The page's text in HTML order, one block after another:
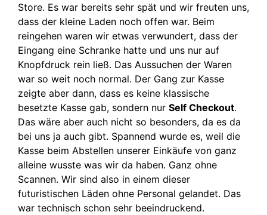
Store. Es war bereits sehr spät und wir freuten uns,
dass der kleine Laden noch offen war. Beim
reingehen waren wir etwas verwundert, dass der
Eingang eine Schranke hatte und uns nur auf
Knopfdruck rein ließ. Das Aussuchen der Waren
war so weit noch normal. Der Gang zur Kasse
zeigte aber dann, dass es keine klassische
besetzte Kasse gab, sondern nur Self Checkout.
Das wäre aber auch nicht so besonders, da es da
bei uns ja auch gibt. Spannend wurde es, weil die
Kasse beim Abstellen unserer Einkäufe von ganz
alleine wusste was wir da haben. Ganz ohne
Scannen. Wir sind also in einem dieser
futuristischen Läden ohne Personal gelandet. Das
war technisch schon sehr beeindruckend.